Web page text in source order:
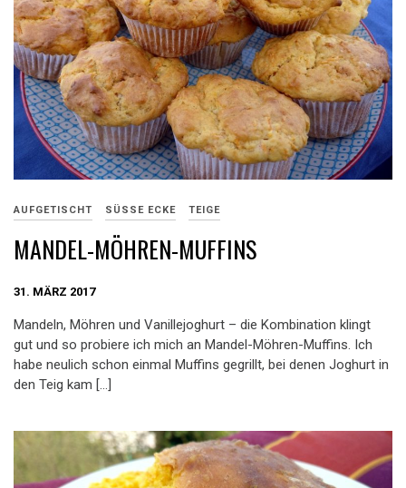
AUFGETISCHT SÜSSE ECKE TEIGE
MANDEL-MÖHREN-MUFFINS
31. MÄRZ 2017
Mandeln, Möhren und Vanillejoghurt – die Kombination klingt
gut und so probiere ich mich an Mandel-Möhren-Muffins. Ich
habe neulich schon einmal Muffins gegrillt, bei denen Joghurt in
den Teig kam […]